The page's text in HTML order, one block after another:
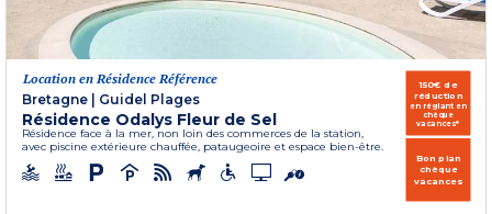
Location en Résidence Référence
Bretagne
Guidel Plages
Résidence Odalys Fleur de Sel
Résidence face à la mer, non loin des commerces de la station,
avec piscine extérieure chauffée, pataugeoire et espace bien-être.
150€ de
réduction
en réglant en
chèque
vacances*
Bon plan
chèque
vacances